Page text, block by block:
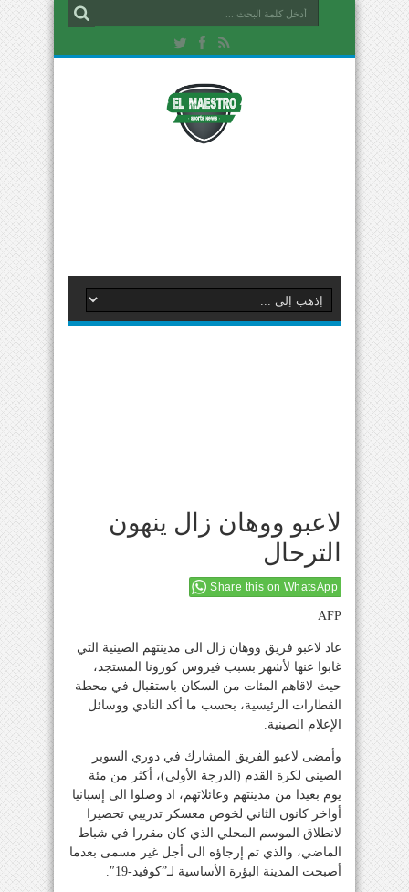
لاعبو ووهان زال ينهون
الترحال
Share this on WhatsApp
AFP
عاد لاعبو فريق ووهان زال الى مدينتهم الصينية التي
غابوا عنها لأشهر بسبب فيروس كورونا المستجد،
حيث لاقاهم المئات من السكان باستقبال في محطة
القطارات الرئيسية، بحسب ما أكد النادي ووسائل
الإعلام الصينية.
وأمضى لاعبو الفريق المشارك في دوري السوبر
الصيني لكرة القدم (الدرجة الأولى)، أكثر من مئة
يوم بعيدا من مدينتهم وعائلاتهم، اذ وصلوا الى إسبانيا
أواخر كانون الثاني لخوض معسكر تدريبي تحضيرا
لانطلاق الموسم المحلي الذي كان مقررا في شباط
الماضي، والذي تم إرجاؤه الى أجل غير مسمى بعدما
أصبحت المدينة البؤرة الأساسية لـ”كوفيد-19″.